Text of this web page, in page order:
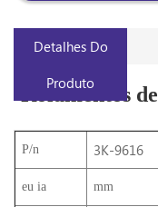
Detalhes Do
Produto
Rolamentos
P/n 3K-9616
eu ia mm